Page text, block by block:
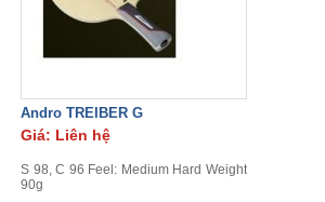
Andro TREIBER G
Giá: Liên hệ
S 98, C 96 Feel: Medium Hard Weight
90g